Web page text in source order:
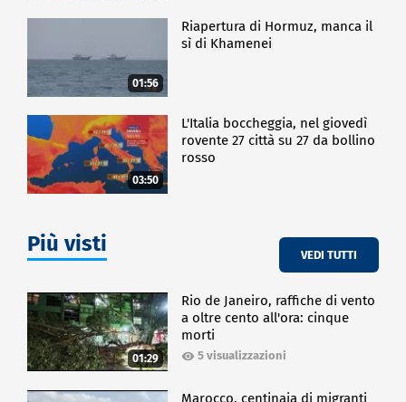
01:56
Riapertura di Hormuz, manca il
sì di Khamenei
03:50
L'Italia boccheggia, nel giovedì
rovente 27 città su 27 da bollino
rosso
Più visti VEDI TUTTI
01:29
Rio de Janeiro, raffiche di vento
a oltre cento all'ora: cinque
morti
5 visualizzazioni
Marocco, centinaia di migranti